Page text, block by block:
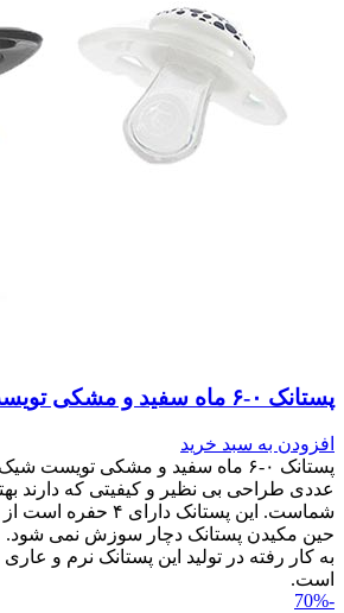
پستانک ۰-۶ ماه سفید و مشکی تویست شیک
افزودن به سبد خرید
پستانک ۰-۶ ماه سفید و مشکی تویست
عددی طراحی بی نظیر و کیفیتی که دارند
شماست. این پستانک
حین مکیدن پستانک دچار سوزش نمی شود.
به کار رفته در تولید این پستانک نرم و
است.
-70%